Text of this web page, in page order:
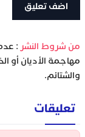
‫من شروط النشر :
مهاجمة الأديان أو
والشتائم.
تعليقات